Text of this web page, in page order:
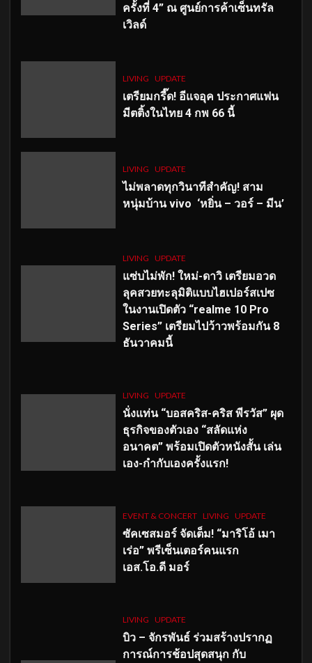
ครั้งที่ 4” ณ ศูนย์การค้าเซ็นทรัล
เวิลด์
LIVING UPDATE
เตรียมกรี๊ด! อีแจอุค ประกาศแฟน
มีตติ้งในไทย 4 กพ 66 นี้
LIVING UPDATE
ไม่พลาดทุกวินาทีสำคัญ! สาม
หนุ่มบ้าน vivo ‘หยิ่น – วอร์ – มีน’
LIVING UPDATE
แซ่บไม่พัก! ใหม่-ดาวิ เตรียมอวด
ลุคสวยทะลุมิติแบบไฮเปอร์สเปซ
ในงานเปิดตัว “realme 10 Pro
Series” เตรียมไปว้าวพร้อมกัน 8
ธันวาคมนี้
LIVING UPDATE
นั่งแท่น “บอสคริส-คริส พีรวัส” ผุด
ธุรกิจของตัวเอง “สลัดแห่ง
อนาคต” พร้อมเปิดตัวหนังสั้น เล่น
เอง-กำกับเองครั้งแรก!
EVENT & CONCERT LIVING UPDATE
ซัคเซสมอร์ จัดเต็ม! “มาริโอ้ เมา
เร่อ” พรีเซ็นเตอร์คนแรก
เอส.โอ.ดี มอร์
LIVING UPDATE
บิว – จักรพันธ์ ร่วมสร้างปรากฏ
การณ์การช้อปสุดสนุก กับ